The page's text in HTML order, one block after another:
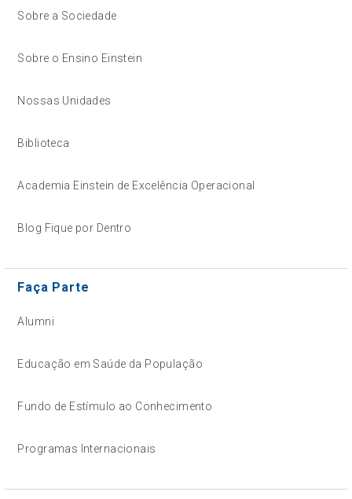
Sobre a Sociedade
Sobre o Ensino Einstein
Nossas Unidades
Biblioteca
Academia Einstein de Excelência Operacional
Blog Fique por Dentro
Faça Parte
Alumni
Educação em Saúde da População
Fundo de Estímulo ao Conhecimento
Programas Internacionais